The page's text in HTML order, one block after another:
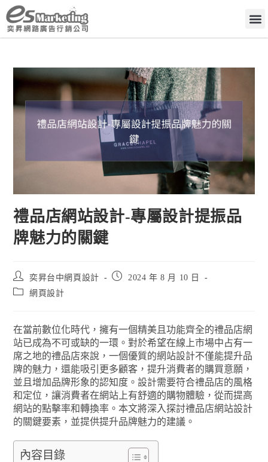
禮品店網站設計-專屬設計提振品
牌魅力的關鍵
奕昇台中網頁設計
2024 年 8 月 10 日
網頁設計
在當前數位化時代，擁有一個精美且功能齊全的禮品店網
站已成為不可或缺的一環。對於希望在線上市場中占有一
席之地的禮品店來說，一個優質的網站設計不僅能提升品
牌的魅力，還能吸引更多顧客，提升消費者的購買意願，
並且增加品牌形象的認知度。設計需要符合禮品店的風格
和定位，讓消費者在網站上有舒適的購物體驗，從而提高
網站的點擊率和轉換率。本文將深入探討禮品店網站設計
的關鍵要素，並提供提升品牌魅力的建議。
內容目錄